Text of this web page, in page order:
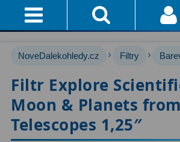
Přihlášení
Průvodce
Doručení
Akce!
Pro začátečníky67
Pro děti30
NoveDalekohledy.cz › Filtry ›
Filtr Explore
Moon & Planets
Telescopes 1,25″